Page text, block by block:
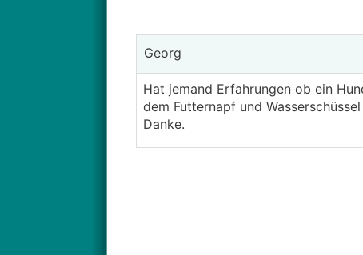
Georg
Hat jemand Erfahrungen ob ein
dem Futternapf und
Danke.